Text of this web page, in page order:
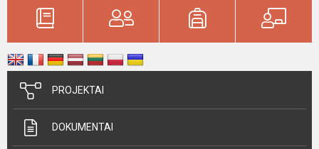
PROJEKTAI
DOKUMENTAI